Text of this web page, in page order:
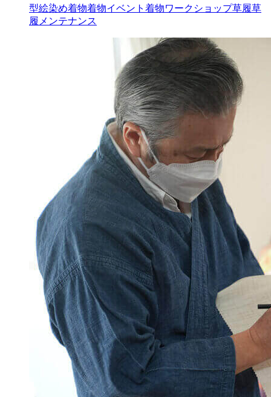
型絵染め着物着物イベント 着物ワークショップ草履草
履メンテナンス